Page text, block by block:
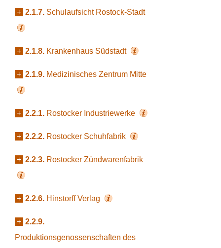
+ 2.1.7. Schulaufsicht Rostock-Stadt
+ 2.1.8. Krankenhaus Südstadt
+ 2.1.9. Medizinisches Zentrum Mitte
+ 2.2.1. Rostocker Industriewerke
+ 2.2.2. Rostocker Schuhfabrik
+ 2.2.3. Rostocker Zündwarenfabrik
+ 2.2.6. Hinstorff Verlag
+ 2.2.9.
Produktionsgenossenschaften des